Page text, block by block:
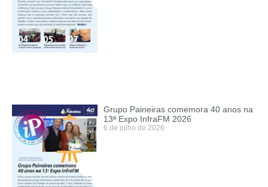
Grupo Paineiras comemora 40 anos na
13ª Expo InfraFM 2026
6 de julho de 2026